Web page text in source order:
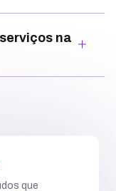
na
que